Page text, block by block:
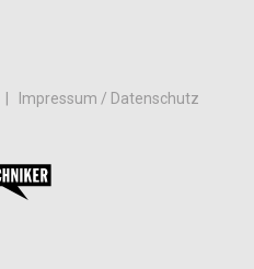
Impressum / Datenschutz